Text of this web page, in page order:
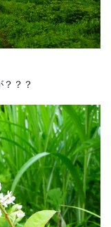
？？